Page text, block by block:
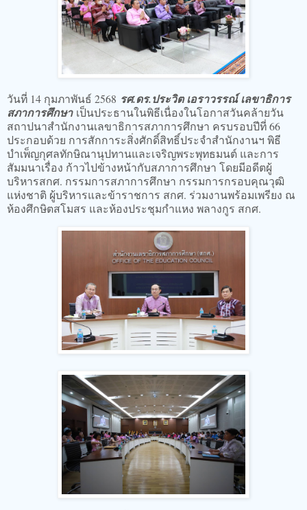
วันที่ 14 กุมภาพันธ์ 2568 รศ.ดร.ประวิต เอราวรรณ์ เลขาธิการ
สภาการศึกษาเป็นประธานในพิธีเนื่องในโอกาสวันคล้ายวัน
สถาปนาสำนักงานเลขาธิการสภาการศึกษา ครบรอบปีที่ 66
ประกอบด้วย การสักการะสิ่งศักดิ์สิทธิ์ประจำสำนักงานฯ พิธี
บำเพ็ญกุศลทักษิณานุปทานและเจริญพระพุทธมนต์ และการ
สัมมนาเรื่อง ก้าวไปข้างหน้ากับสภาการศึกษา โดยมีอดีตผู้
บริหารสกศ. กรรมการสภาการศึกษา กรรมการกรอบคุณวุฒิ
แห่งชาติ ผู้บริหารและข้าราชการ สกศ. ร่วมงานพร้อมเพรียง ณ
ห้องศึกษิตสโมสร และห้องประชุมกำแหง พลางกูร สกศ.